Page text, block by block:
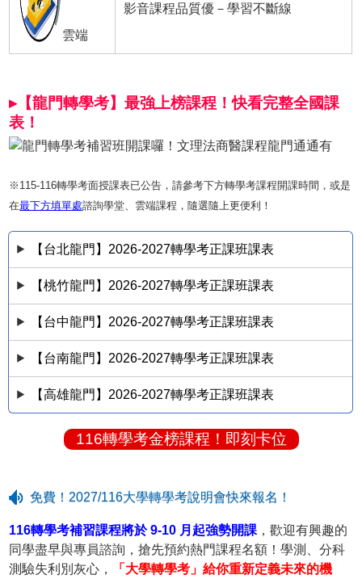
雲端
影音課程品質優－學習不斷線
▸【龍門轉學考】最強上榜課程！快看完整全國課
表！
※115-116轉學考面授課表已公告，請參考下方轉學考課程開課時間，或是
在最下方填單處諮詢學堂、雲端課程，隨選隨上更便利！
【台北龍門】2026-2027轉學考正課班課表
【桃竹龍門】2026-2027轉學考正課班課表
【台中龍門】2026-2027轉學考正課班課表
【台南龍門】2026-2027轉學考正課班課表
【高雄龍門】2026-2027轉學考正課班課表
116轉學考金榜課程！即刻卡位
免費！2027/116大學轉學考說明會快來報名！
116轉學考補習課程將於 9-10 月起強勢開課 ，歡迎有興趣的
同學盡早與專員諮詢，搶先預約熱門課程名額！學測、分科
測驗失利別灰心，
「大學轉學考」給你重新定義未來的機